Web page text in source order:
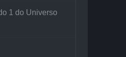
1 do Universo